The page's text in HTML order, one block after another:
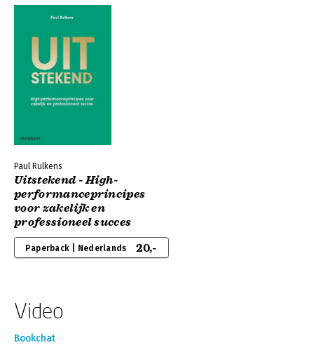
Paul Rulkens
Uitstekend - High-
performanceprincipes
voor zakelijk en
professioneel succes
Paperback | Nederlands 20,-
Video
Bookchat